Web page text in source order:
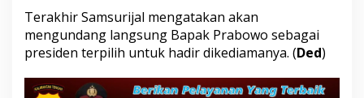
Terakhir Samsurijal mengatakan akan
mengundang langsung Bapak Prabowo sebagai
presiden terpilih untuk hadir dikediamanya. (Ded)